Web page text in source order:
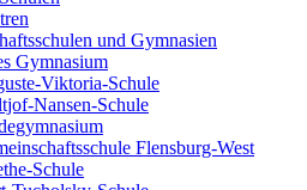
und Gymnasien
Gymnasium
Viktoria-Schule
Nansen-Schule
Flensburg-West
Schule